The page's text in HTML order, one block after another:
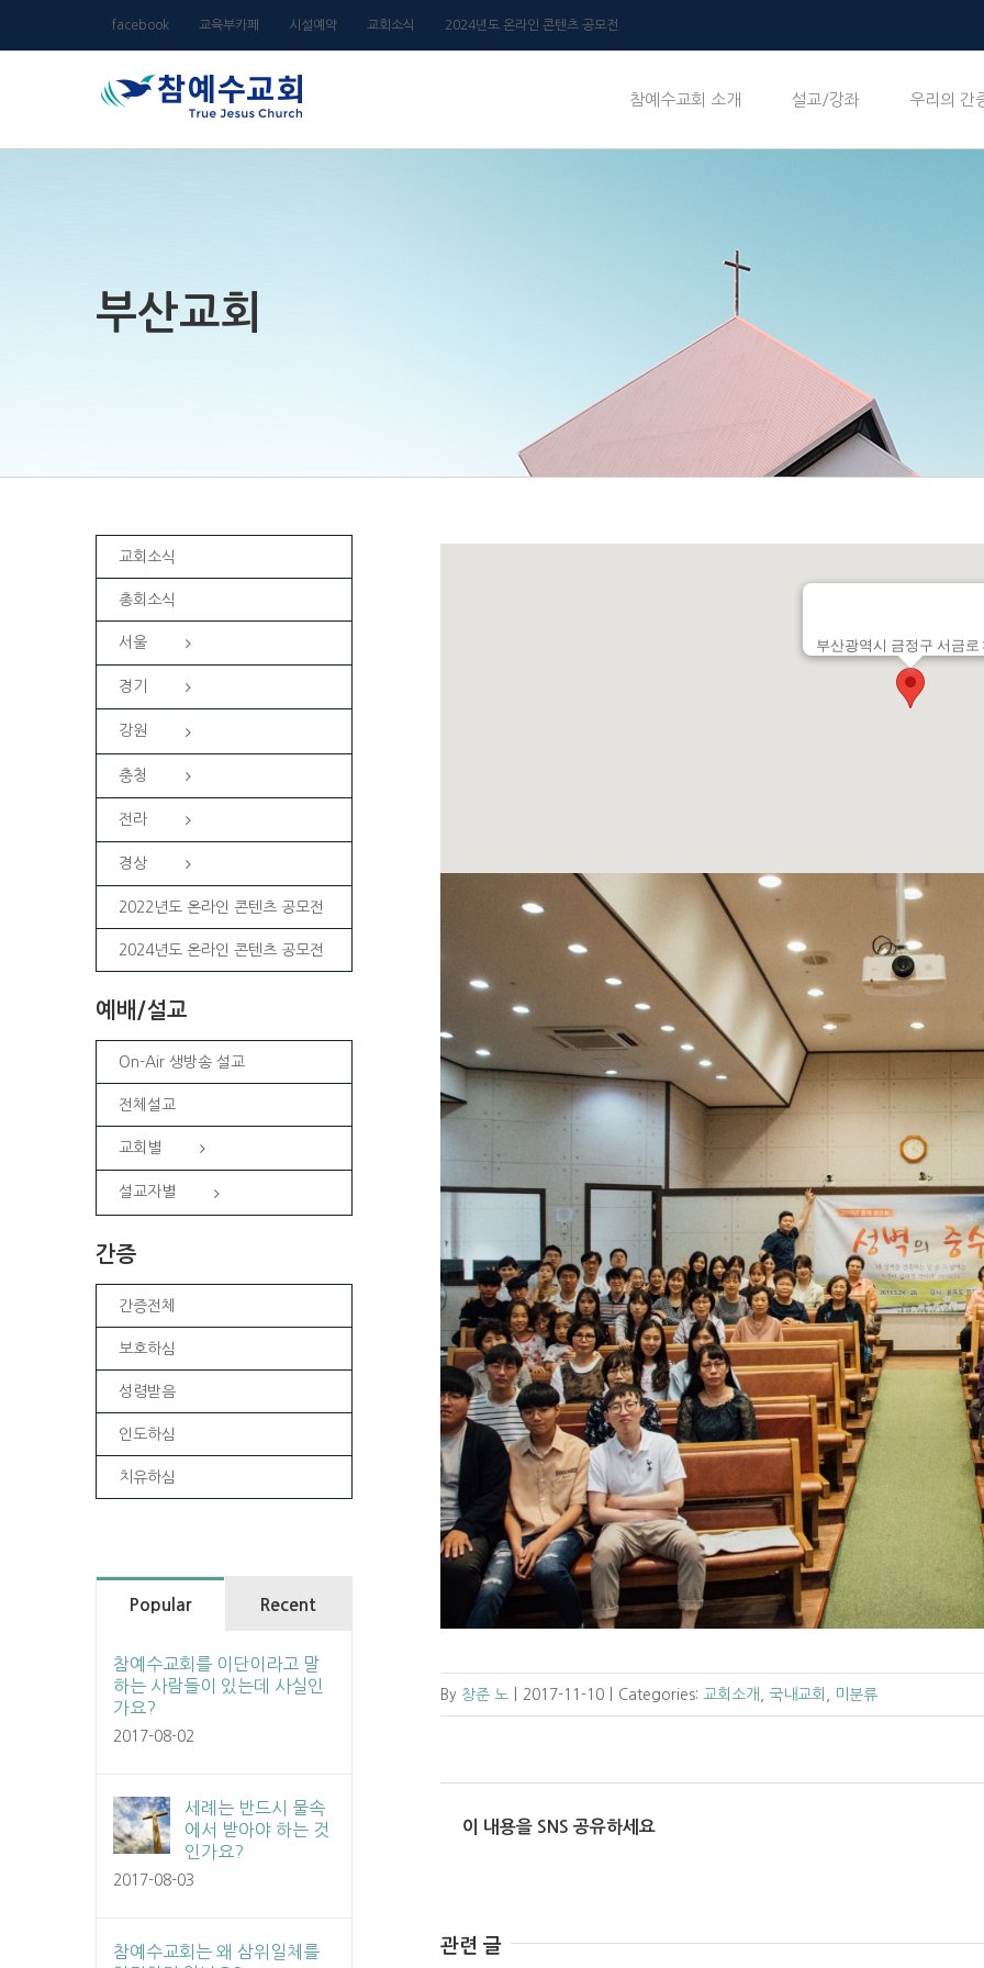
to
facebook 교육부카페 시설예약 교회소식 2024년도 온라인 콘텐츠 공모전
참예수교회 소개 설교/강좌 우리의 간
부산교회
부산광역시 금정구 서금로
By 창준 노 2017-11-10 Categories: 교회소개 국내교회 미분류
이 내용을 SNS 공유하세요
관련 글
교회소식
총회소식
서울
경기
강원
충청
전라
경상
2022년도 온라인 콘텐츠 공모전
2024년도 온라인 콘텐츠 공모전
예배/설교
On-Air 생방송 설교
전체설교
교회별
설교자별
간증
간증전체
보호하심
성령받음
인도하심
치유하심
Popular Recent
참예수교회를 이단이라고 말
하는 사람들이 있는데 사실인
가요?
2017-08-02
세례는 반드시 물속
에서 받아야 하는 것
인가요?
2017-08-03
참예수교회는 왜 삼위일체를